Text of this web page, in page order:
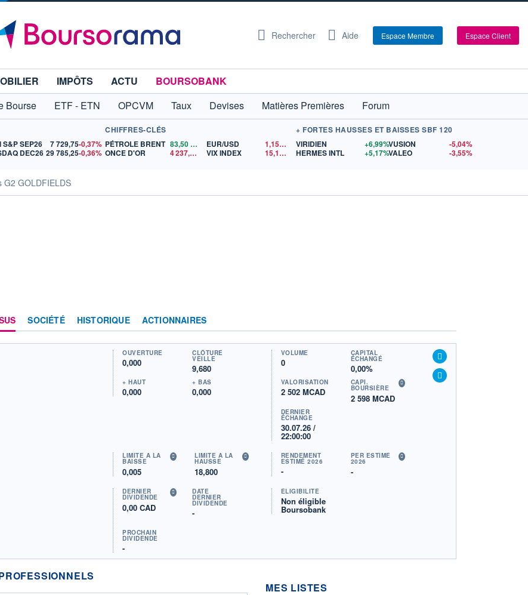
Rechercher Aide Espace Membre Espace Client
IMPÔTS ACTU
BOURSOBANK
Bourse ETF - ETN OPCVM Taux Devises Matières Premières
Forum
S&P SEP26 7 729,75-0,37%
DEC26 29 785,25-0,36%
CHIFFRES-CLÉS
PÉTROLE BRENT 83,50$US
ONCE D'OR
4 237,49 $US
EUR/USD 1,1523
$US
VIX INDEX
15,15$US
+ FORTES HAUSSES ET BAISSES SBF 120
VIRIDIEN
+6,99%
HERMES INTL
+5,17%
VUSION
-5,04%
VALEO
-3,55%
G2 GOLDFIELDS
SOCIÉTÉ HISTORIQUE ACTIONNAIRES
OUVERTURE
0,000
CLÔTURE
VEILLE
9,680
+ HAUT
0,000
+ BAS
0,000
VOLUME
0
CAPITAL
ÉCHANGÉ
0,00%
VALORISATION
2 502 MCAD
CAPI.
BOURSIÈRE
2 598 MCAD
DERNIER
ÉCHANGE
30.07.26 /
22:00:00
LIMITE À LA
BAISSE
0,005
LIMITE À LA
HAUSSE
18,800
RENDEMENT
ESTIMÉ 2026
-
PER ESTIMÉ
2026
-
DERNIER
DIVIDENDE
0,00 CAD
DATE
DERNIER
DIVIDENDE
-
PROCHAIN
DIVIDENDE
-
ÉLIGIBILITÉ
Non éligible
Boursobank
MES LISTES